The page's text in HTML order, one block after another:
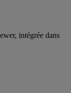
intégrée dans